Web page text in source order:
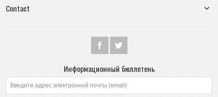
Contact
Информационный бюллетень